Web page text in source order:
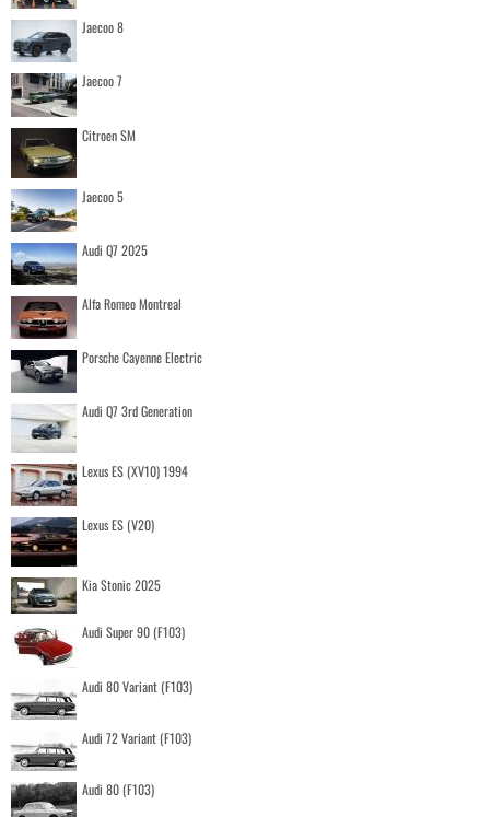
Jaecoo 8
Jaecoo 7
Citroen SM
Jaecoo 5
Audi Q7 2025
Alfa Romeo Montreal
Porsche Cayenne Electric
Audi Q7 3rd Generation
Lexus ES (XV10) 1994
Lexus ES (V20)
Kia Stonic 2025
Audi Super 90 (F103)
Audi 80 Variant (F103)
Audi 72 Variant (F103)
Audi 80 (F103)